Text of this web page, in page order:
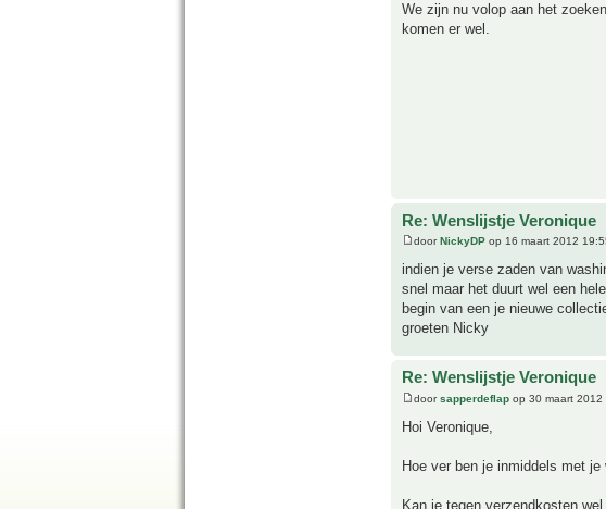
We zijn nu volop aan het
komen er wel.
Re: Wenslijstje Veronique
doorNickyDP op 16 maart 2012
indien je verse zaden van
snel maar het duurt wel een
begin van een je nieuwe
groeten Nicky
Re: Wenslijstje Veronique
doorsapperdeflap op 30 maart 2012
Hoi Veronique,
Hoe ver ben je inmiddels met je
Kan je tegen verzendkosten wel